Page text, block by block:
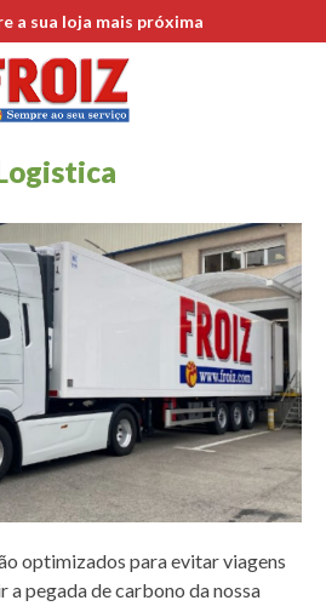
a sua loja mais próxima
optimizados para evitar viagens
a pegada de carbono da nossa